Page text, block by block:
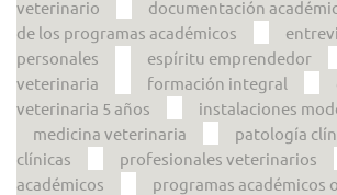
veterinario
documentación
de los programas académicos
personales
espíritu emprendedor
veterinaria
formación integral
veterinaria 5 años
instalaciones
medicina veterinaria
patología
clínicas
profesionales veterinarios
académicos
programas académicos